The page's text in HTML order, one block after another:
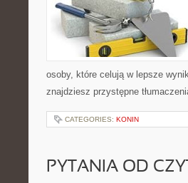
osoby, które celują w lepsze
znajdziesz przystępne
CATEGORIES: KONIN
PYTANIA OD